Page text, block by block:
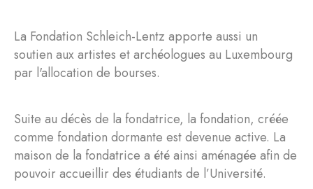
La Fondation Schleich-Lentz apporte aussi un
soutien aux artistes et archéologues au Luxembourg
par l'allocation de bourses.
Suite au décès de la fondatrice, la fondation, créée
comme fondation dormante est devenue active. La
maison de la fondatrice a été ainsi aménagée afin de
pouvoir accueillir des étudiants de l’Université.